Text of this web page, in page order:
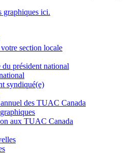
graphiques ici.
section locale
du président national
syndiqué(e)
des TUAC Canada
aux TUAC Canada